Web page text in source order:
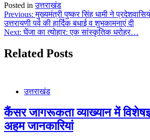
Posted inउत्तराखंड
Post
navigation
Previous: मुख्यमंत्री पुष्कर सिंह धामी ने
उत्तरायणी पर्व की हार्दिक बधाई व शुभकामनाएं दी
Next: घेंजा का त्योहार: एक सांस्कृतिक धरोहर…
Related Posts
उत्तराखंड
कैंसर जागरूकता व्याख्यान में
अहम जानकारियां